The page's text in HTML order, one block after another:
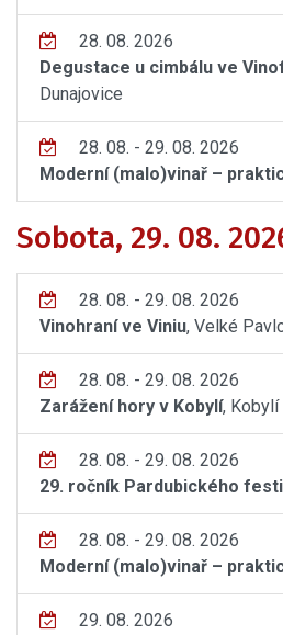
28. 08. 2026
Degustace u cimbálu ve
Dunajovice
28. 08. - 29. 08. 2026
Moderní (malo)vinař –
Sobota, 29. 08.
28. 08. - 29. 08. 2026
Vinohraní ve Viniu, Velké
28. 08. - 29. 08. 2026
Zarážení hory v Kobylí, Kobylí
28. 08. - 29. 08. 2026
29. ročník Pardubického
28. 08. - 29. 08. 2026
Moderní (malo)vinař –
29. 08. 2026